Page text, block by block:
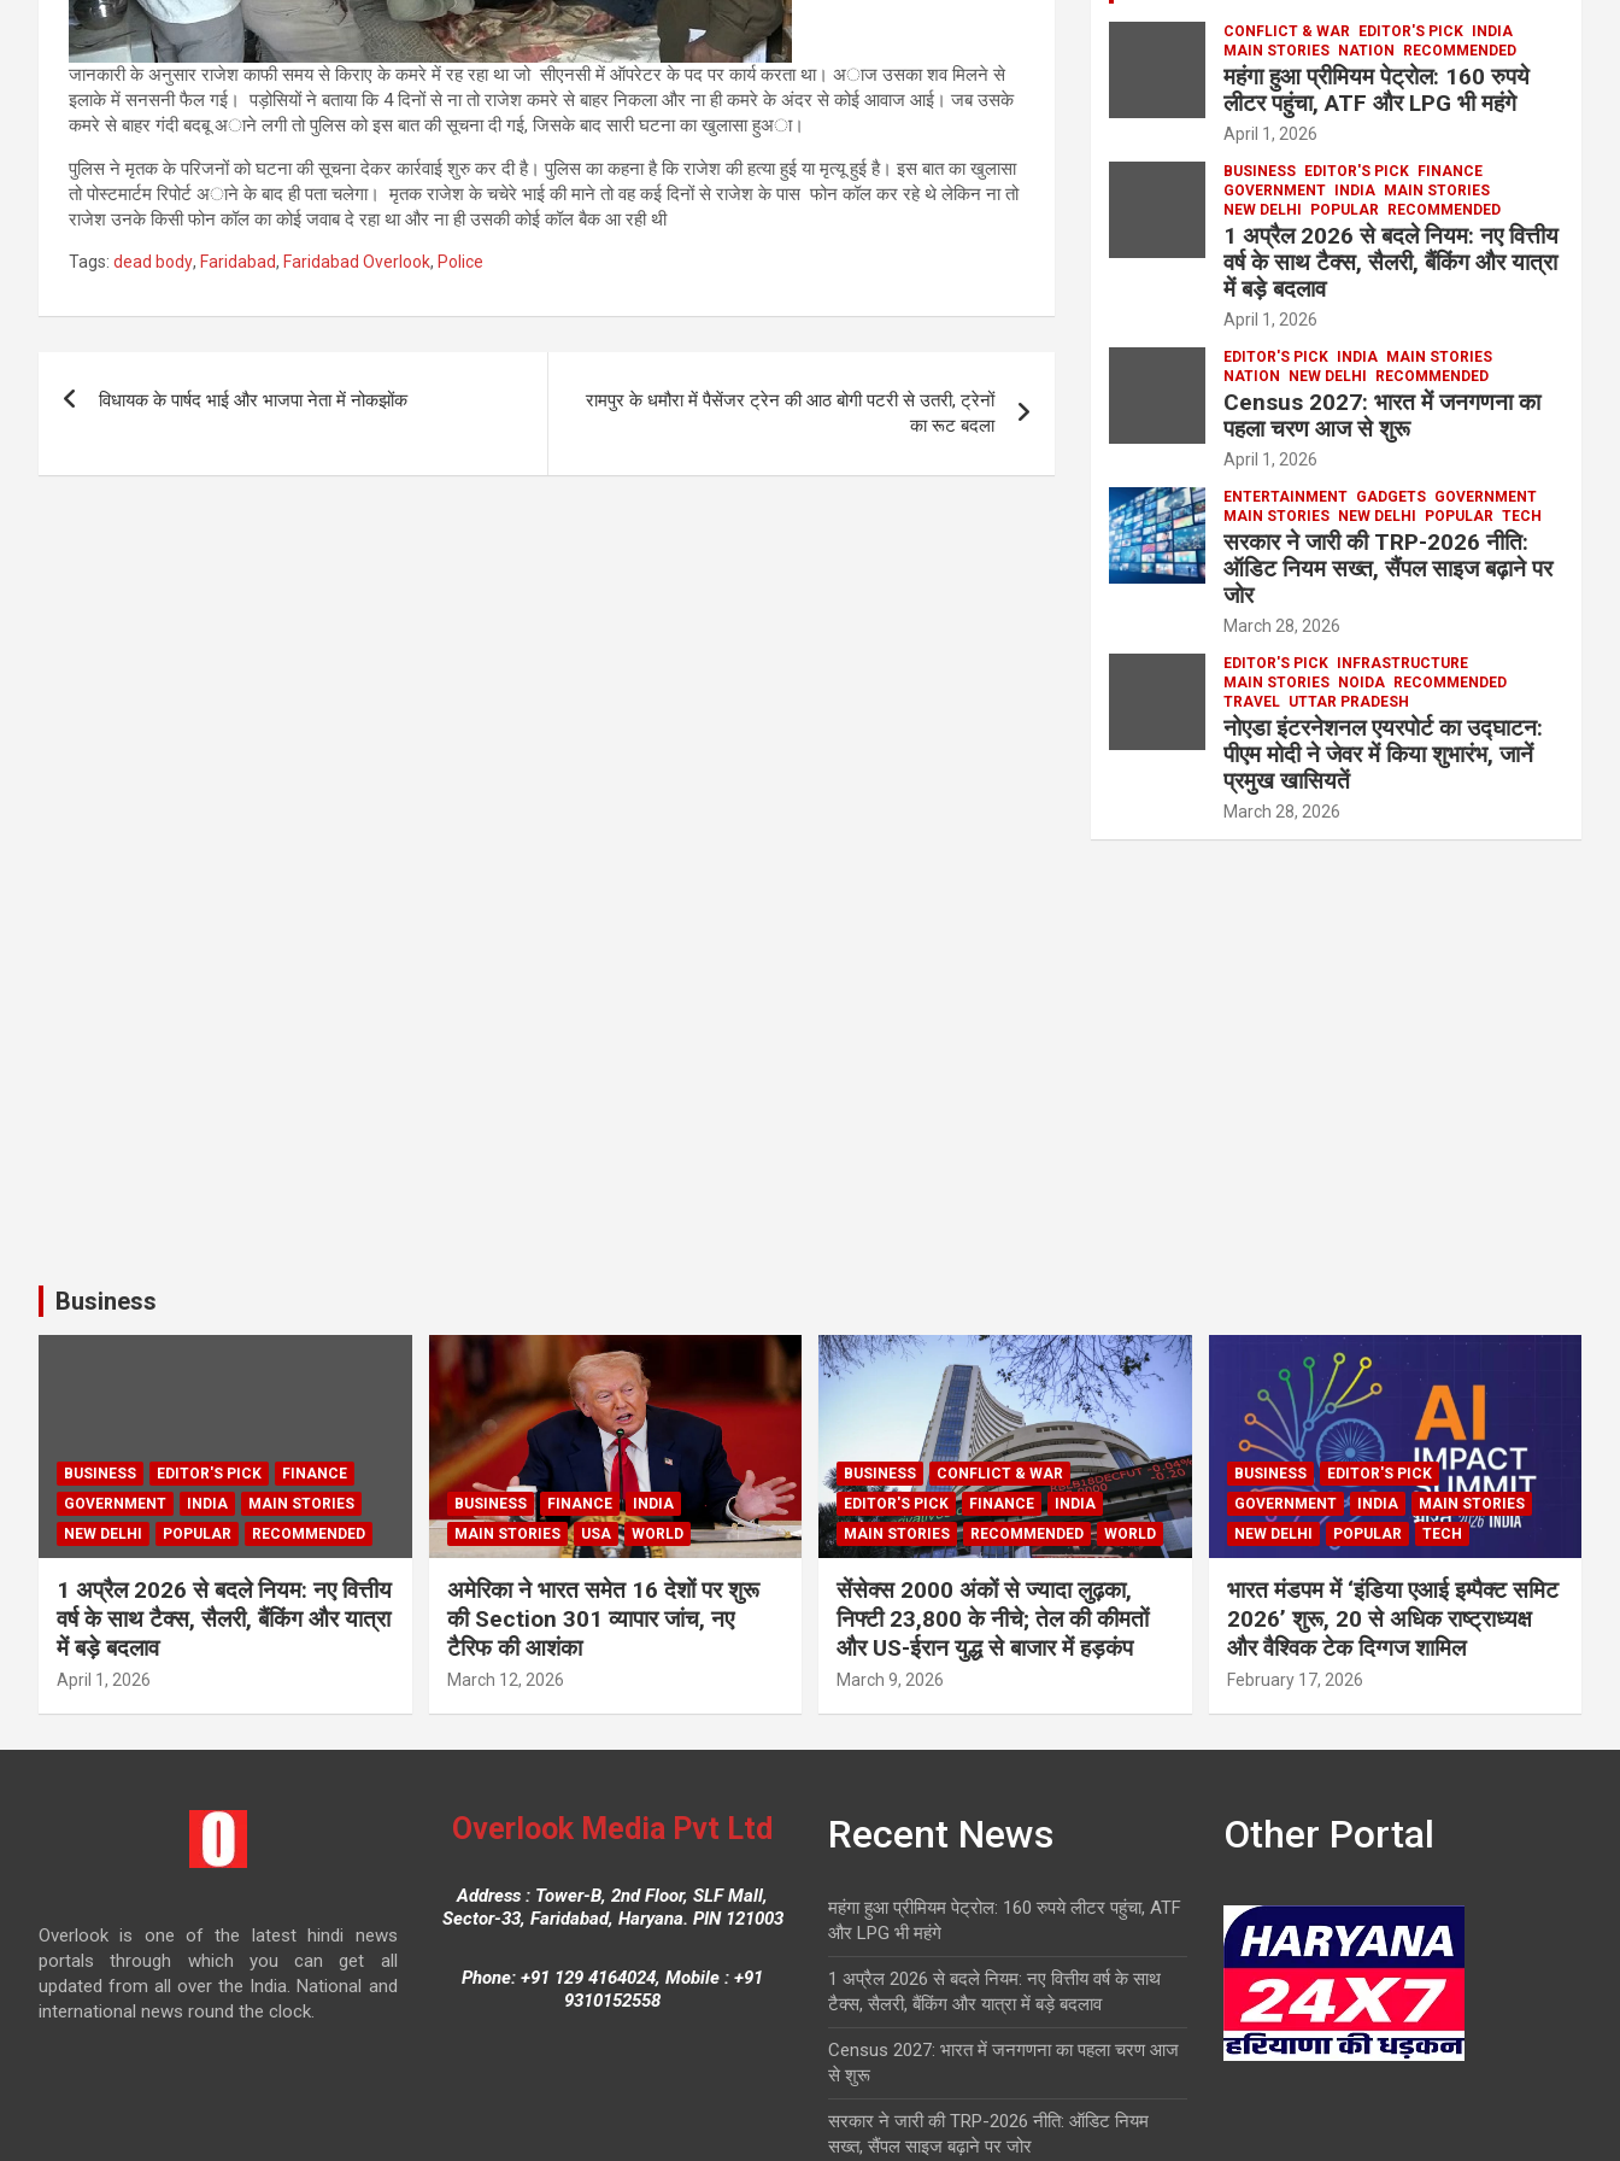
जानकारी के अनुसार राजेश काफी समय से किराए के कमरे में रह रहा था जो सीएनसी में ऑपरेटर के पद पर कार्य करता था। अाज उसका शव मिलने से
इलाके में सनसनी फैल गई। पड़ोसियों ने बताया कि 4 दिनों से ना तो राजेश कमरे से बाहर निकला और ना ही कमरे के अंदर से कोई आवाज आई। जब उसके
कमरे से बाहर गंदी बदबू अाने लगी तो पुलिस को इस बात की सूचना दी गई, जिसके बाद सारी घटना का खुलासा हुअा।
पुलिस ने मृतक के परिजनों को घटना की सूचना देकर कार्रवाई शुरु कर दी है। पुलिस का कहना है कि राजेश की हत्या हुई या मृत्यू हुई है। इस बात का खुलासा
तो पोस्टमार्टम रिपोर्ट अाने के बाद ही पता चलेगा। मृतक राजेश के चचेरे भाई की माने तो वह कई दिनों से राजेश के पास फोन कॉल कर रहे थे लेकिन ना तो
राजेश उनके किसी फोन कॉल का कोई जवाब दे रहा था और ना ही उसकी कोई कॉल बैक आ रही थी
Tags: dead body, Faridabad, Faridabad Overlook, Police
विधायक के पार्षद भाई और भाजपा नेता में नोकझोंक
रामपुर के धमौरा में पैसेंजर ट्रेन की आठ बोगी पटरी से उतरी, ट्रेनों
का रूट बदला
CONFLICT & WAR EDITOR'S PICK INDIA
MAIN STORIES NATION RECOMMENDED
महंगा हुआ प्रीमियम पेट्रोल: 160 रुपये
लीटर पहुंचा, ATF और LPG भी महंगे
April 1, 2026
BUSINESS EDITOR'S PICK FINANCE
GOVERNMENT INDIA MAIN STORIES
NEW DELHI
POPULAR RECOMMENDED
1 अप्रैल 2026 से बदले नियम: नए वित्तीय
वर्ष के साथ टैक्स, सैलरी, बैंकिंग और यात्रा
में बड़े बदलाव
April 1, 2026
EDITOR'S PICK INDIA MAIN STORIES
NATION
NEW DELHI RECOMMENDED
Census 2027: भारत में जनगणना का
पहला चरण आज से शुरू
April 1, 2026
ENTERTAINMENT GADGETS GOVERNMENT
MAIN STORIES NEW DELHI POPULAR TECH
सरकार ने जारी की TRP-2026 नीति:
ऑडिट नियम सख्त, सैंपल साइज बढ़ाने पर
जोर
March 28, 2026
EDITOR'S PICK INFRASTRUCTURE
MAIN STORIES NOIDA RECOMMENDED
TRAVEL UTTAR PRADESH
नोएडा इंटरनेशनल एयरपोर्ट का उद्घाटन:
पीएम मोदी ने जेवर में किया शुभारंभ, जानें
प्रमुख खासियतें
March 28, 2026
Business
BUSINESS EDITOR'S PICK
FINANCE
GOVERNMENT
INDIA
MAIN STORIES
NEW DELHI
POPULAR RECOMMENDED
1 अप्रैल 2026 से बदले नियम: नए वित्तीय
वर्ष के साथ टैक्स, सैलरी, बैंकिंग और यात्रा
में बड़े बदलाव
April 1, 2026
BUSINESS FINANCE
INDIA
MAIN STORIES
USA WORLD
अमेरिका ने भारत समेत 16 देशों पर शुरू
की Section 301 व्यापार जांच, नए
टैरिफ की आशंका
March 12, 2026
BUSINESS
CONFLICT & WAR
EDITOR'S PICK
FINANCE
INDIA
MAIN STORIES
RECOMMENDED WORLD
सेंसेक्स 2000 अंकों से ज्यादा लुढ़का,
निफ्टी 23,800 के नीचे; तेल की कीमतों
और US-ईरान युद्ध से बाजार में हड़कंप
March 9, 2026
BUSINESS
EDITOR'S PICK
GOVERNMENT
INDIA
MAIN STORIES
NEW DELHI
POPULAR TECH
भारत मंडपम में ‘इंडिया एआई इम्पैक्ट समिट
2026’ शुरू, 20 से अधिक राष्ट्राध्यक्ष
और वैश्विक टेक दिग्गज शामिल
February 17, 2026
Overlook is one of the latest hindi news
portals through which you can get all
updated from all over the India. National and
international news round the clock.
Overlook Media Pvt Ltd
Address : Tower-B, 2nd Floor, SLF Mall,
Sector-33, Faridabad, Haryana. PIN 121003
Phone: +91 129 4164024, Mobile : +91
9310152558
Recent News
महंगा हुआ प्रीमियम पेट्रोल: 160 रुपये लीटर पहुंचा, ATF
और LPG भी महंगे
1 अप्रैल 2026 से बदले नियम: नए वित्तीय वर्ष के साथ
टैक्स, सैलरी, बैंकिंग और यात्रा में बड़े बदलाव
Census 2027: भारत में जनगणना का पहला चरण आज
से शुरू
सरकार ने जारी की TRP-2026 नीति: ऑडिट नियम
सख्त, सैंपल साइज बढ़ाने पर जोर
Other Portal